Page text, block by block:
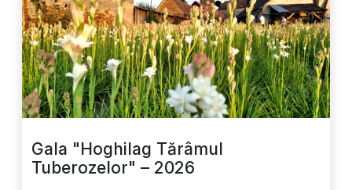
Gala "Hoghilag Tărâmul
Tuberozelor" – 2026